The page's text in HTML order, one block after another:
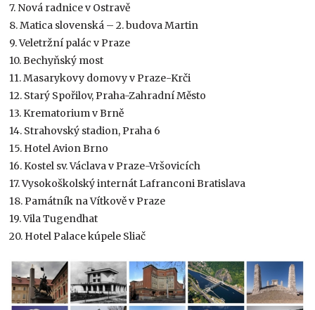
7. Nová radnice v Ostravě
8. Matica slovenská – 2. budova Martin
9. Veletržní palác v Praze
10. Bechyňský most
11. Masarykovy domovy v Praze-Krči
12. Starý Spořilov, Praha-Zahradní Město
13. Krematorium v Brně
14. Strahovský stadion, Praha 6
15. Hotel Avion Brno
16. Kostel sv. Václava v Praze-Vršovicích
17. Vysokoškolský internát Lafranconi Bratislava
18. Památník na Vítkově v Praze
19. Vila Tugendhat
20. Hotel Palace kúpele Sliač